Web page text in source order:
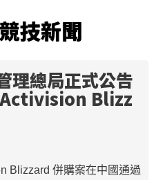
技新聞
理總局正式公告
Activision Blizz
併購案在中國通過